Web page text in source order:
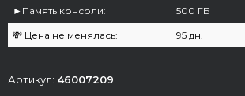
►Память консоли: 500 ГБ
💸 Цена не менялась: 95 дн.
Артикул: 46007209